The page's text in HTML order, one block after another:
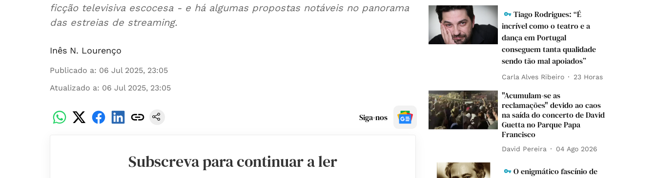
ficção televisiva escocesa - e há algumas propostas notáveis no panorama
das estreias de streaming.
Inês N. Lourenço
Publicado a: 06 Jul 2025, 23:05
Atualizado a: 06 Jul 2025, 23:05
Siga-nos
Subscreva para continuar a ler
Tiago Rodrigues: “É
incrível como o teatro e a
dança em Portugal
conseguem tanta qualidade
sendo tão mal apoiados”
Carla Alves Ribeiro 23 Horas
"Acumulam-se as
reclamações" devido ao caos
na saída do concerto de David
Guetta no Parque Papa
Francisco
David Pereira 04 Ago 2026
O enigmático fascínio de